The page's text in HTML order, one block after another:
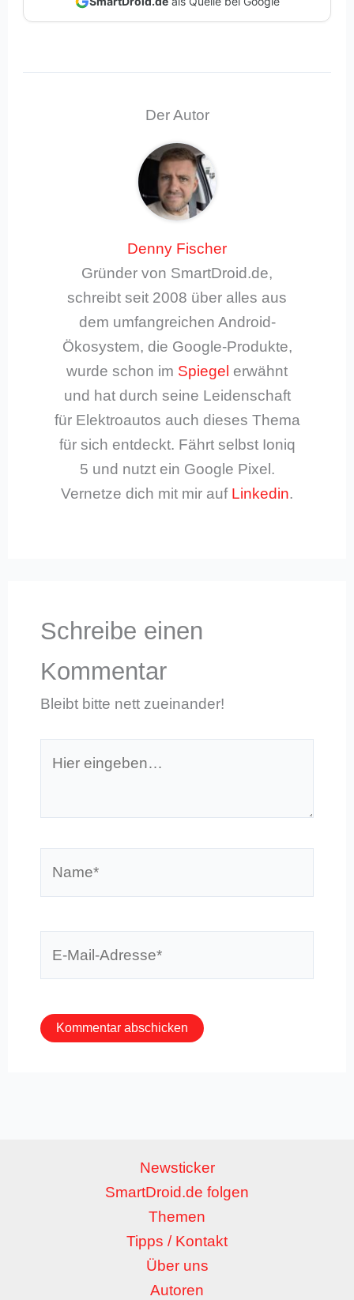
Der Autor
Denny Fischer
Gründer von SmartDroid.de,
schreibt seit 2008 über alles aus
dem umfangreichen Android-
Ökosystem, die Google-Produkte,
wurde schon im Spiegel erwähnt
und hat durch seine Leidenschaft
für Elektroautos auch dieses Thema
für sich entdeckt. Fährt selbst Ioniq
5 und nutzt ein Google Pixel.
Vernetze dich mit mir auf Linkedin.
Schreibe einen
Kommentar
Bleibt bitte nett zueinander!
eingeben…
Newsticker
SmartDroid.de folgen
Themen
Tipps / Kontakt
Über uns
Autoren